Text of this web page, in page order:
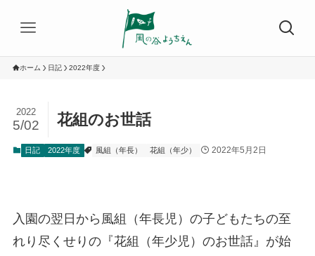
ホーム 日記 2022年度
花組のお世話
2022
5/02
日記 2022年度 風組（年長） 花組（年少） 2022年5月2日
入園の翌日から風組（年長児）の子どもたちの至
れり尽くせりの『花組（年少児）のお世話』が始